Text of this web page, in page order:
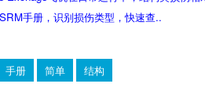
手册，识别损伤类型，快速查..
手册 简单 结构